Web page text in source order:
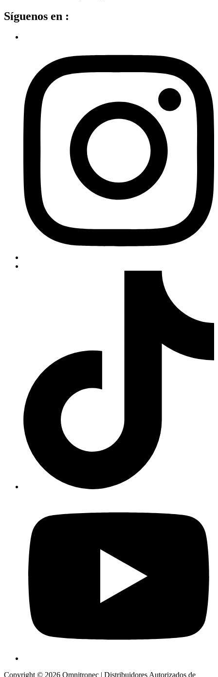
Síguenos en :
Copyright © 2026 Omnitronec | Distribuidores Autorizados de